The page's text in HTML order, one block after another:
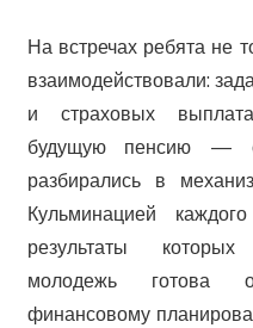
На встречах ребята не
взаимодействовали:
и страховых
будущую пенсию —
разбирались в
Кульминацией
результаты
молодежь готова
финансовому